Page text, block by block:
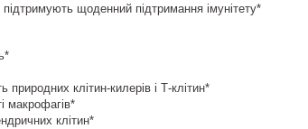
підтримують щоденний підтримання імунітету*
природних клітин-килерів і Т-клітин*
макрофагів*
клітин*